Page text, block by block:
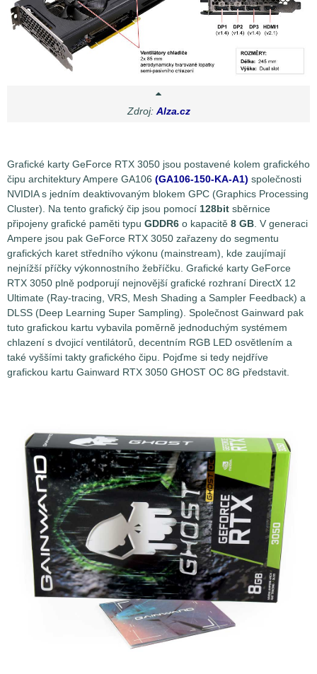
Zdroj: Alza.cz
Grafické karty GeForce RTX 3050 jsou postavené kolem grafického
čipu architektury Ampere GA106 (GA106-150-KA-A1) společnosti
NVIDIA s jedním deaktivovaným blokem GPC (Graphics Processing
Cluster). Na tento grafický čip jsou pomocí 128bit sběrnice
připojeny grafické paměti typu GDDR6 o kapacitě 8 GB . V generaci
Ampere jsou pak GeForce RTX 3050 zařazeny do segmentu
grafických karet středního výkonu (mainstream), kde zaujímají
nejnížší příčky výkonnostního žebříčku. Grafické karty GeForce
RTX 3050 plně podporují nejnovější grafické rozhraní DirectX 12
Ultimate (Ray-tracing, VRS, Mesh Shading a Sampler Feedback) a
DLSS (Deep Learning Super Sampling). Společnost Gainward pak
tuto grafickou kartu vybavila poměrně jednoduchým systémem
chlazení s dvojicí ventilátorů, decentním RGB LED osvětlením a
také vyššími takty grafického čipu. Pojďme si tedy nejdříve
grafickou kartu Gainward RTX 3050 GHOST OC 8G představit.